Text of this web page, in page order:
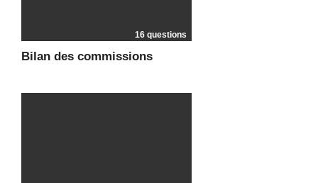
16 questions
Bilan des commissions